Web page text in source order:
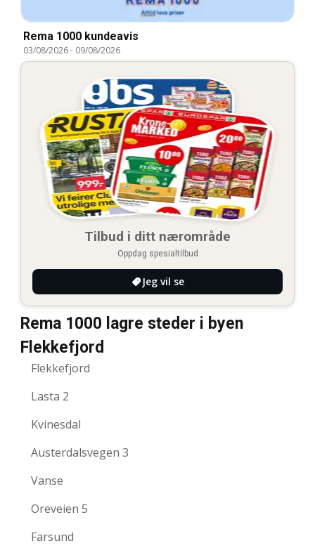
Rema 1000 kundeavis
03/08/2026- 09/08/2026
Tilbud i ditt nærområde
Oppdag spesialtilbud
Jeg vil se
Rema 1000 lagre steder i byen
Flekkefjord
Flekkefjord
Lasta 2
Kvinesdal
Austerdalsvegen 3
Vanse
Oreveien 5
Farsund